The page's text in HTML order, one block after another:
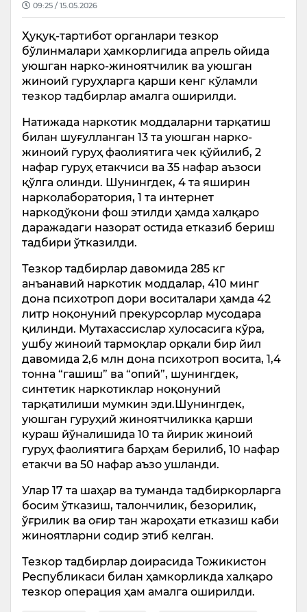
09:25 / 15.05.2026
Ҳуқуқ-тартибот органлари тезкор
бўлинмалари ҳамкорлигида апрель ойида
уюшган нарко-жиноятчилик ва уюшган
жиноий гуруҳларга қарши кенг кўламли
тезкор тадбирлар амалга оширилди.
Натижада наркотик моддаларни тарқатиш
билан шуғулланган 13 та уюшган нарко-
жиноий гуруҳ фаолиятига чек қўйилиб, 2
нафар гуруҳ етакчиси ва 35 нафар аъзоси
қўлга олинди. Шунингдек, 4 та яширин
нарколаборатория, 1 та интернет
наркодўкони фош этилди ҳамда халқаро
даражадаги назорат остида етказиб бериш
тадбири ўтказилди.
Тезкор тадбирлар давомида 285 кг
анъанавий наркотик моддалар, 410 минг
дона психотроп дори воситалари ҳамда 42
литр ноқонуний прекурсорлар мусодара
қилинди. Мутахассислар хулосасига кўра,
ушбу жиноий тармоқлар орқали бир йил
давомида 2,6 млн дона психотроп восита, 1,4
тонна “гашиш” ва “опий”, шунингдек,
синтетик наркотиклар ноқонуний
тарқатилиши мумкин эди.Шунингдек,
уюшган гуруҳий жиноятчиликка қарши
кураш йўналишида 10 та йирик жиноий
гуруҳ фаолиятига барҳам берилиб, 10 нафар
етакчи ва 50 нафар аъзо ушланди.
Улар 17 та шаҳар ва туманда тадбиркорларга
босим ўтказиш, талончилик, безорилик,
ўғрилик ва оғир тан жароҳати етказиш каби
жиноятларни содир этиб келган.
Тезкор тадбирлар доирасида Тожикистон
Республикаси билан ҳамкорликда халқаро
тезкор операция ҳам амалга оширилди.